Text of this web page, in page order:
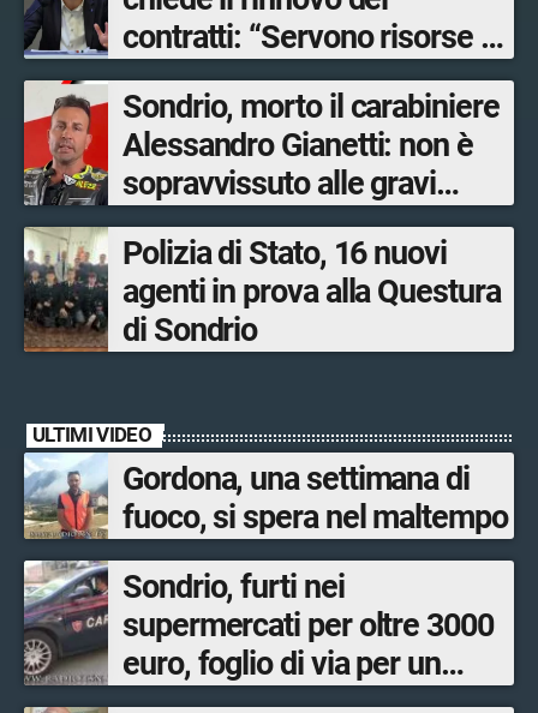
contratti: “Servono risorse e
salari adeguati”
Sondrio, morto il carabiniere
Alessandro Gianetti: non è
sopravvissuto alle gravi
ustioni
Polizia di Stato, 16 nuovi
agenti in prova alla Questura
di Sondrio
ULTIMI VIDEO
Gordona, una settimana di
fuoco, si spera nel maltempo
Sondrio, furti nei
supermercati per oltre 3000
euro, foglio di via per un
ventinovenne